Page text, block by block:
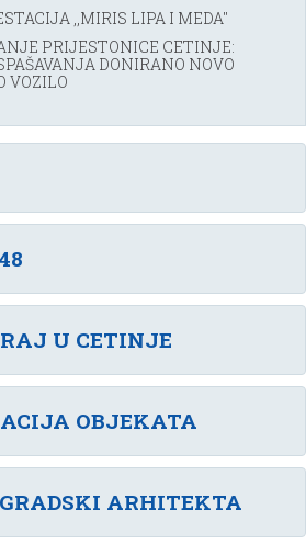
,,MIRIS LIPA I MEDA''
PRIJESTONICE CETINJE:
DONIRANO NOVO
VOZILO
U CETINJE
OBJEKATA
ARHITEKTA